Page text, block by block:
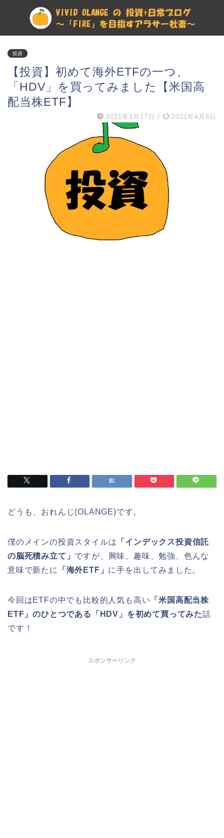
投資
【投資】初めて海外ETFの一つ、
「HDV」を買ってみました【米国高
配当株ETF】
2021年1月17日 / 2021年4月8日
どうも、おれんじ(OLANGE)です。
僕のメインの投資スタイルは 「インデックス投資信託
の脳死積み立て」 ですが、興味、趣味、勉強、色んな
意味で新たに
「海外ETF」 に手を出してみました。
今回はETFの中でも比較的人気も高い 「米国高配当株
ETF」のひとつである「HDV」を初めて買ってみた話
です！
スポンサーリンク